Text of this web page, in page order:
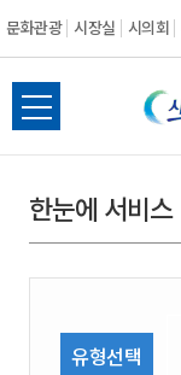
문화관광 시장실 시의회
전
체
뉴
열
한눈에 서비스
유형선택